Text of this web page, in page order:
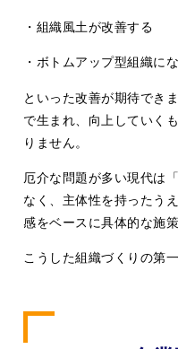
・組織風土が改善する
・ボトムアップ型組織に
といった改善が期待でき
で生まれ、向上していく
りません。
厄介な問題が多い現代は
なく、主体性を持ったう
感をベースに具体的な施
こうした組織づくりの第